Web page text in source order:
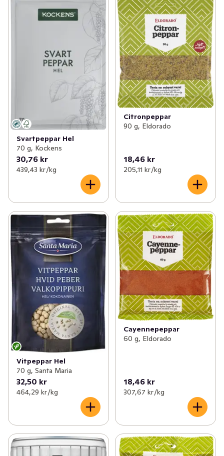
Svartpeppar Hel
70 g, Kockens
30,76 kr
439,43 kr /kg
Citronpeppar
90 g, Eldorado
18,46 kr
205,11 kr /kg
Vitpeppar Hel
70 g, Santa Maria
32,50 kr
464,29 kr /kg
Cayennepeppar
60 g, Eldorado
18,46 kr
307,67 kr /kg